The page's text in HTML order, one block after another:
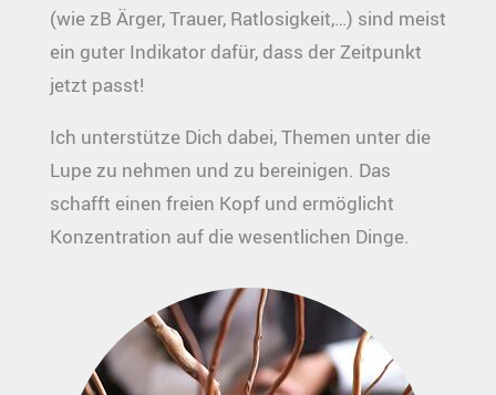
(wie zB Ärger, Trauer, Ratlosigkeit,…) sind meist
ein guter Indikator dafür, dass der Zeitpunkt
jetzt passt!
Ich unterstütze Dich dabei, Themen unter die
Lupe zu nehmen und zu bereinigen. Das
schafft einen freien Kopf und ermöglicht
Konzentration auf die wesentlichen Dinge.